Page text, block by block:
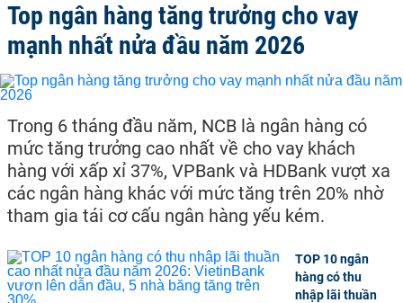
Top ngân hàng tăng trưởng cho vay
mạnh nhất nửa đầu năm 2026
Trong 6 tháng đầu năm, NCB là ngân hàng có
mức tăng trưởng cao nhất về cho vay khách
hàng với xấp xỉ 37%, VPBank và HDBank vượt xa
các ngân hàng khác với mức tăng trên 20% nhờ
tham gia tái cơ cấu ngân hàng yếu kém.
TOP 10 ngân
hàng có thu
nhập lãi thuần